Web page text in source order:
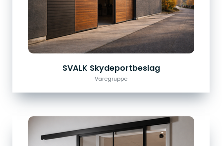
SVALK Skydeportbeslag
Varegruppe